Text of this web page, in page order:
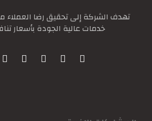
تهدف الشركة إلى تحقيق رضا العملاء
خدمات عالية الجودة بأسعار